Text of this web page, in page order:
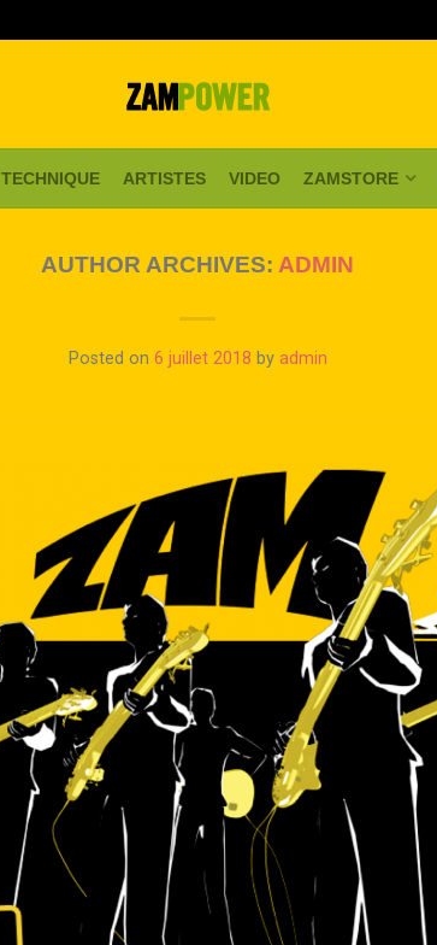
TECHNIQUE ARTISTES VIDEO ZAMSTORE
AUTHOR ARCHIVES: ADMIN
Posted on 6 juillet 2018 by admin